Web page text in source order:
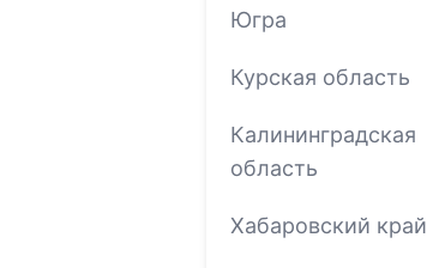
Югра
Курская область
Калининградская
область
Хабаровский край